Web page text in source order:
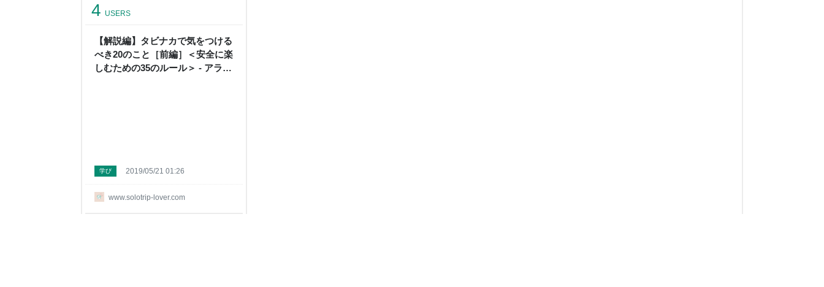
【解説編】タビナカで気をつける
べき20のこと［前編］＜安全に楽
しむための35のルール＞ - アラサ
4 USERS
www.solotrip-lover.com
学び 2019/05/21 01:26